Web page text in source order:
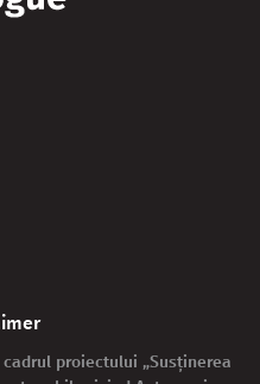
proiectului „Susținerea